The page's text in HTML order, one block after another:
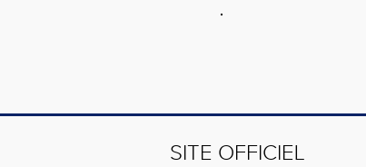
SITE OFFICIEL